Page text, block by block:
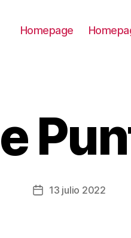
Homepage
Fecha13 julio 2022